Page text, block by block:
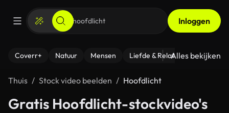
Inloggen
Coverr+ Natuur Mensen Liefde & Relaties - Fitness
Alles bekijken
Thuis Stock video beelden Hoofdlicht
Gratis Hoofdlicht-stockvideo's